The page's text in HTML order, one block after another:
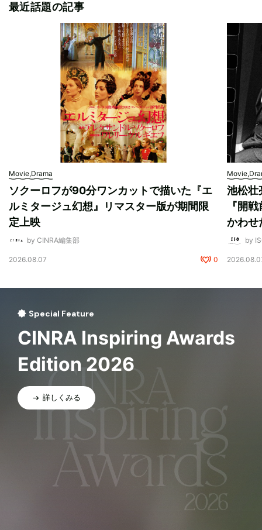
最近話題の記事
Movie,Drama
ソクーロフが90分ワンカットで描いた『エ
ルミタージュ幻想』リマスター版が期間限
定上映
by CINRA編集部
2026.08.07 0
池松壮
『開
かわせ
by
Special Feature
CINRA Inspiring Awards
Edition 2026
詳しくみる